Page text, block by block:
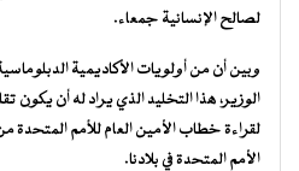
لصالح الإنسانية جمعاء.
وبين أن من أولويات الأكاديمية
الوزير، هذا التخليد الذي يراد له أن يكون
لقراءة خطاب الأمين العام للأمم
الأمم المتحدة في بلادنا.